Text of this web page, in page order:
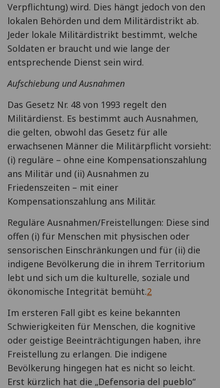
Verpflichtung) wird. Dies hängt jedoch von den
lokalen Behörden und dem Militärdistrikt ab.
Jeder lokale Militärdistrikt bestimmt, welche
Soldaten er braucht und wie lange der
entsprechende Dienst sein wird.
Aufschiebung und Ausnahmen
Das Gesetz Nr. 48 von 1993 regelt den
Militärdienst. Es bestimmt auch Ausnahmen,
die gelten, obwohl das Gesetz für alle
erwachsenen Männer die Militärpflicht vorsieht:
(i) reguläre – ohne eine Kompensationszahlung
ans Militär und (ii) Ausnahmen zu
Friedenszeiten – mit einer
Kompensationszahlung ans Militär.
Reguläre Ausnahmen/Freistellungen: Diese sind
offen (i) für Menschen mit physischen oder
sensorischen Einschränkungen und für (ii) die
indigene Bevölkerung die in ihrem Territorium
lebt und sich um die kulturelle, soziale und
ökonomische Integrität bemüht.2
Im ersteren Fall gibt es keine bekannten
Schwierigkeiten für Menschen, die kognitive
oder geistige Beeinträchtigungen haben, ihre
Freistellung zu erlangen. Die indigene
Bevölkerung hingegen hat es nicht so leicht.
Erst kürzlich hat die „Defensoria del pueblo“